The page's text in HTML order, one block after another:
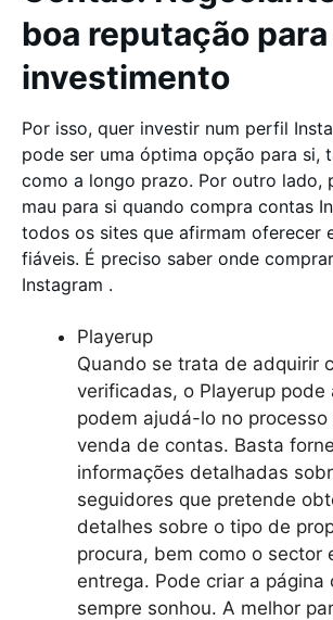
boa reputação
investimento
Por isso, quer investir num perfil
pode ser uma óptima opção para si,
como a longo prazo. Por outro lado,
mau para si quando compra contas
todos os sites que afirmam oferecer
fiáveis. É preciso saber onde
Instagram .
Playerup
Quando se trata de adquirir
verificadas, o Playerup pode
podem ajudá-lo no processo
venda de contas. Basta
informações detalhadas
seguidores que pretende
detalhes sobre o tipo de
procura, bem como o sector
entrega. Pode criar a página
sempre sonhou. A melhor